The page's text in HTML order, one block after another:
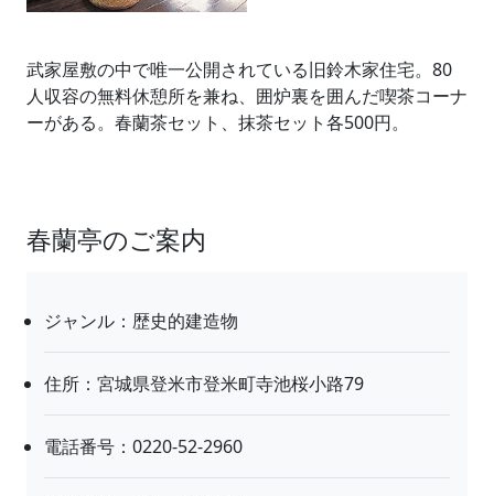
武家屋敷の中で唯一公開されている旧鈴木家住宅。80
人収容の無料休憩所を兼ね、囲炉裏を囲んだ喫茶コーナ
ーがある。春蘭茶セット、抹茶セット各500円。
春蘭亭のご案内
ジャンル：歴史的建造物
住所：宮城県登米市登米町寺池桜小路79
電話番号：0220-52-2960